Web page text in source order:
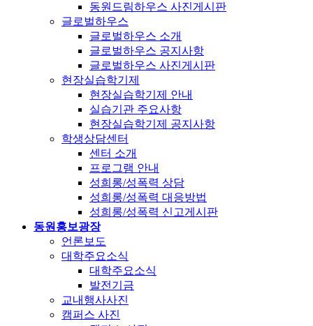
동원드림하우스 사진게시판
글로벌하우스
글로벌하우스 소개
글로벌하우스 공지사항
글로벌하우스 사진게시판
현장실습학기제
현장실습학기제 안내
실습기관 주요사항
현장실습학기제 공지사항
학생상담센터
센터 소개
프로그램 안내
성희롱/성폭력 상담
성희롱/성폭력 대응방법
성희롱/성폭력 신고게시판
동원홍보광장
언론보도
대학주요소식
대학주요소식
발전기금
교내행사사진
캠퍼스 사진